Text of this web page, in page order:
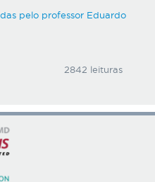
pelo professor Eduardo
2842 leituras